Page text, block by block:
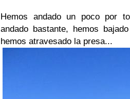
Hemos andado un poco por
andado bastante, hemos
hemos atravesado la presa...